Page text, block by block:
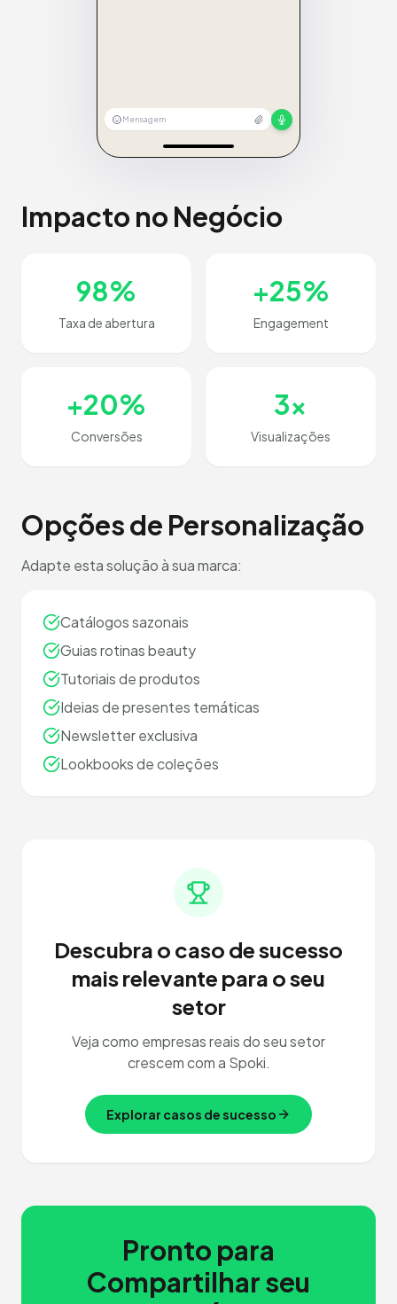
Mensagem
Impacto no Negócio
98%
Taxa de abertura
+25%
Engagement
+20%
Conversões
3x
Visualizações
Opções de Personalização
Adapte esta solução à sua marca:
Catálogos sazonais
Guias rotinas beauty
Tutoriais de produtos
Ideias de presentes temáticas
Newsletter exclusiva
Lookbooks de coleções
Descubra o caso de sucesso
mais relevante para o seu
setor
Veja como empresas reais do seu setor
crescem com a Spoki.
Explorar casos de sucesso
Pronto para
Compartilhar seu